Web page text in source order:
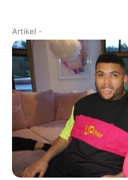
Artikel -